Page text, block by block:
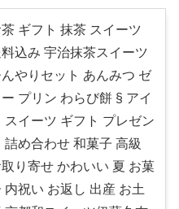
ギフト 抹茶 スイーツ
込み 宇治抹茶スイーツ
んやりセット あんみつ ゼ
ー プリン わらび餅 § アイ
スイーツ ギフト プレゼン
詰め合わせ 和菓子 高級
取り寄せ かわいい 夏 お菓
内祝い お返し 出産 お土